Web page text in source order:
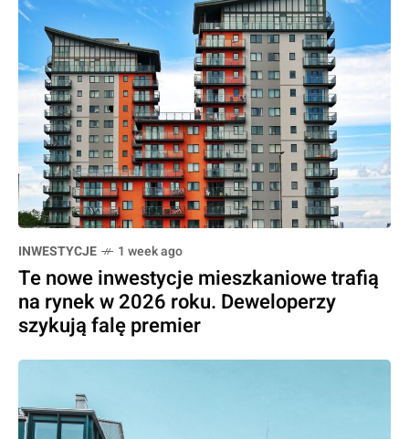
INWESTYCJE 1 week ago
Te nowe inwestycje mieszkaniowe trafią
na rynek w 2026 roku. Deweloperzy
szykują falę premier